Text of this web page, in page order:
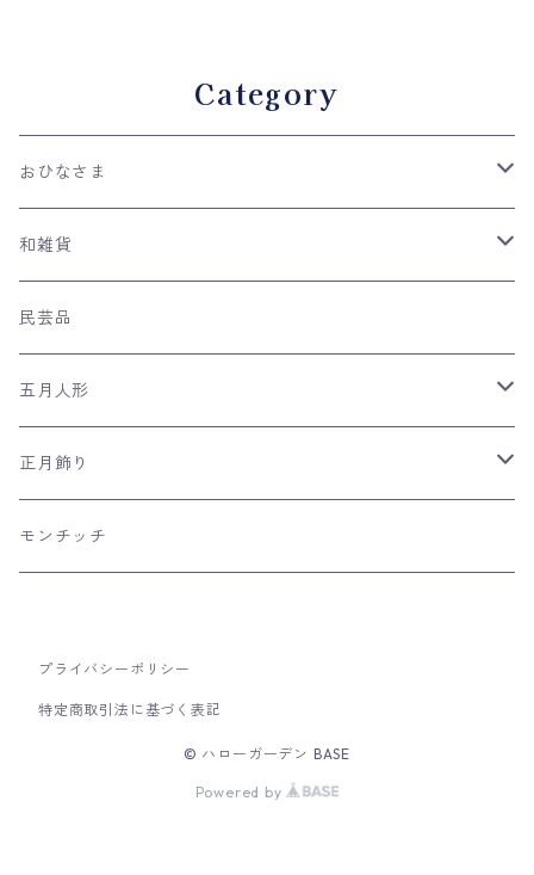
Category
おひなさま
親王飾り
収納台飾り
平飾り
ケース飾り
木目込み人形
つるし雛
リュウコドウの和雑貨
和雑貨
手ぬぐい
ネコの和雑貨
風呂敷
日本のおみやげ
民芸品
五月人形
兜飾り
室内こいのぼり
正月飾り
羽子板飾り
モンチッチ
プライバシーポリシー
特定商取引法に基づく表記
© ハローガーデン BASE
Powered by